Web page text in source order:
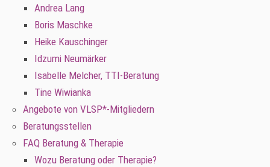
Andrea Lang
Boris Maschke
Heike Kauschinger
Idzumi Neumärker
Isabelle Melcher, TTI-Beratung
Tine Wiwianka
Angebote von VLSP*-Mitgliedern
Beratungsstellen
FAQ Beratung & Therapie
Wozu Beratung oder Therapie?